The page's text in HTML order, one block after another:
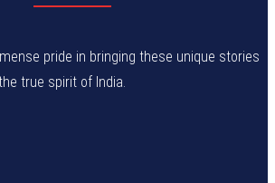
pride in bringing these unique stories
true spirit of India.